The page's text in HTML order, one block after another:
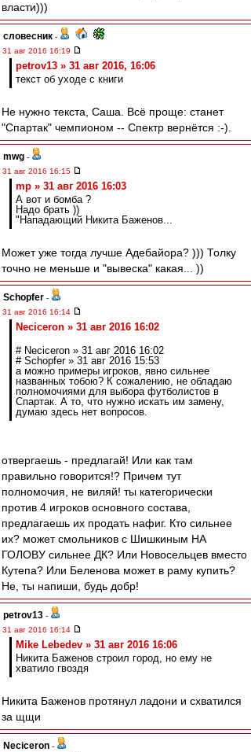
власти)))
словесник -
31 авг 2016 16:19
petrov13 » 31 авг 2016, 16:06
текст об уходе с книги
Не нужно текста, Саша. Всё проще: станет
"Спартак" чемпионом -- Спектр вернётся :-).
mwg -
31 авг 2016 16:15
mp » 31 авг 2016 16:03
А вот и бомба ?
Надо брать ))
"Нападающий Никита Баженов...
Может уже тогда лучше Адебайора? ))) Толку
точно не меньше и "вывеска" какая... ))
Schopfer -
31 авг 2016 16:14
Neciceron » 31 авг 2016 16:02
# Neciceron » 31 авг 2016 16:02
# Schopfer » 31 авг 2016 15:53
а можно примеры игроков, явно сильнее
названных тобою? К сожалению, не обладаю
полномочиями для выбора футболистов в
Спартак. А то, что нужно искать им замену,
думаю здесь нет вопросов.
отвергаешь - предлагай! Или как там
правильно говорится!? Причем тут
полномочия, не виляй! ты категорически
против 4 игроков основного состава,
предлагаешь их продать нафиг. Кто сильнее
их? может смольников с Шишкиным НА
ГОЛОВУ сильнее ДК? Или Новосельцев вместо
Кутепа? Или Беленова может в раму купить?
Не, ты напиши, будь добр!
petrov13 -
31 авг 2016 16:14
Mike Lebedev » 31 авг 2016 16:06
Никита Баженов строил город, но ему не
хватило гвоздя
Никита Баженов протянул ладони и схватился
за щщи
Neciceron -